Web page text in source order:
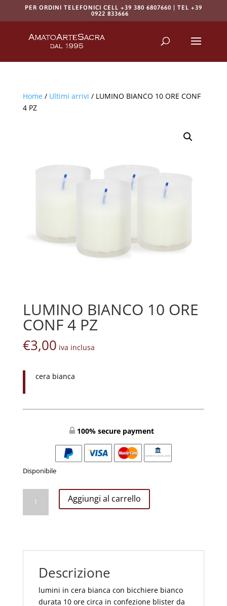
PER ORDINI TELEFONICI CELL +39 380 6807660 | TEL +39
0922 833666
Home/ Ultimi arrivi / LUMINO BIANCO 10 ORE CONF
4 PZ
LUMINO BIANCO 10 ORE
CONF 4 PZ
€3,00 iva inclusa
cera bianca
100% secure payment
Disponibile
BIANCO
10
4
quantità
Aggiungi al carrello
Descrizione
lumini in cera bianca con bicchiere bianco
durata 10 ore circa in confezione blister da